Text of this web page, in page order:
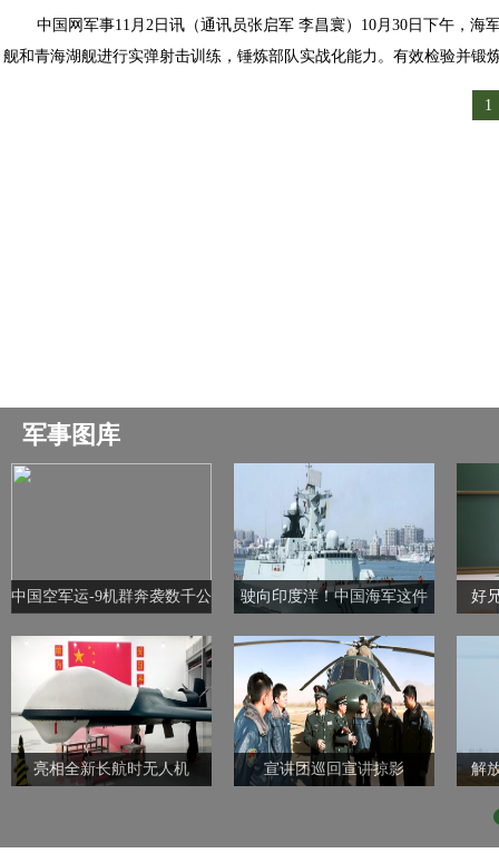
中国网军事11月2日讯（通讯员张启军 李昌寰）10月30日下午，
舰和青海湖舰进行实弹射击训练，锤炼部队实战化能力。有效检验并
1